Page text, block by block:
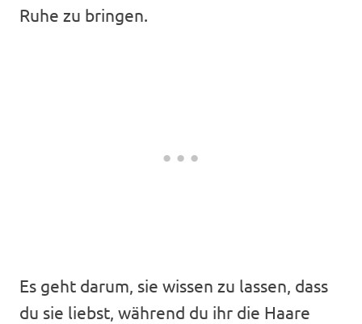
Ruhe zu bringen.
Es geht darum, sie wissen zu lassen, dass
du sie liebst, während du ihr die Haare